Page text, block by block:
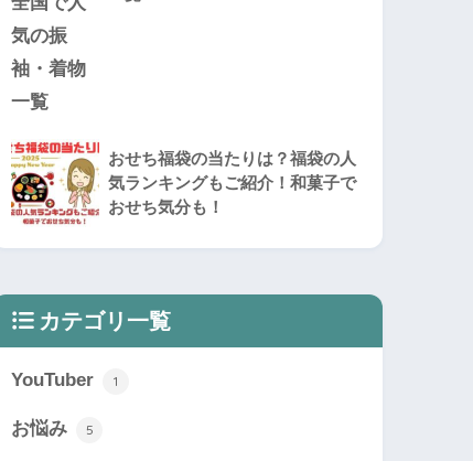
おせち福袋の当たりは？福袋の人
気ランキングもご紹介！和菓子で
おせち気分も！
カテゴリ一覧
YouTuber 1
お悩み 5